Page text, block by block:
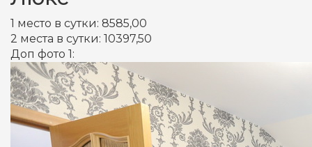
1 место в сутки: 8585,00
2 места в сутки: 10397,50
Доп фото 1: